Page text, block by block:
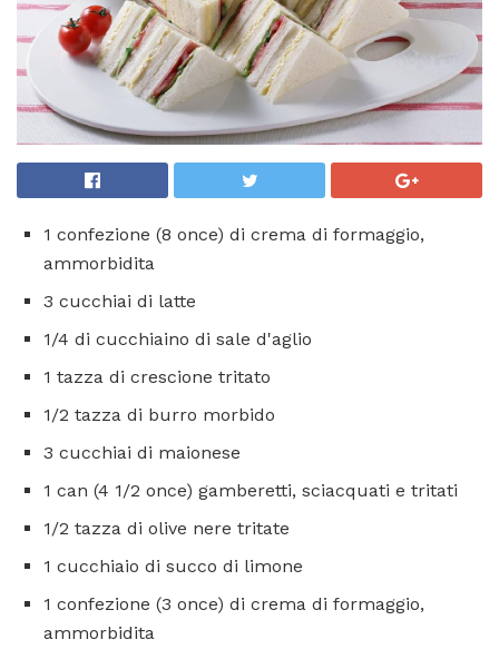
1 confezione (8 once) di crema di formaggio,
ammorbidita
3 cucchiai di latte
1/4 di cucchiaino di sale d'aglio
1 tazza di crescione tritato
1/2 tazza di burro morbido
3 cucchiai di maionese
1 can (4 1/2 once) gamberetti, sciacquati e tritati
1/2 tazza di olive nere tritate
1 cucchiaio di succo di limone
1 confezione (3 once) di crema di formaggio,
ammorbidita